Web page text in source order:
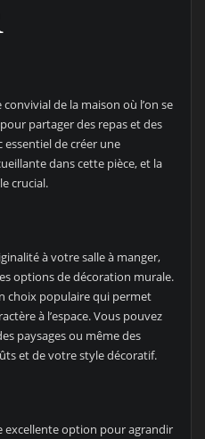
de la maison où l’on se
partager des repas et des
de créer une
dans cette pièce, et la
crucial.
à votre salle à manger,
options de décoration murale.
choix populaire qui permet
à l’espace. Vous pouvez
paysages ou même des
et de votre style décoratif.
excellente option pour agrandir